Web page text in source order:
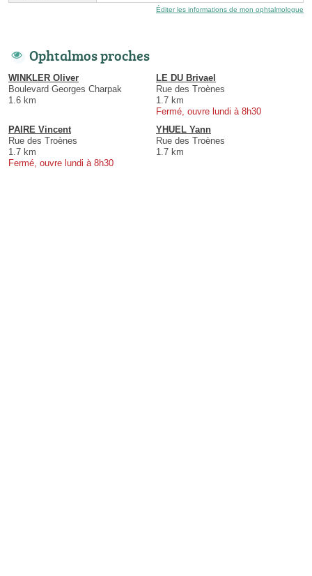
Éditer les informations de mon ophtalmologue
Ophtalmos proches
WINKLER Oliver
Boulevard Georges Charpak
1.6 km
LE DU Brivael
Rue des Troènes
1.7 km
Fermé, ouvre lundi à 8h30
PAIRE Vincent
Rue des Troènes
1.7 km
Fermé, ouvre lundi à 8h30
YHUEL Yann
Rue des Troènes
1.7 km